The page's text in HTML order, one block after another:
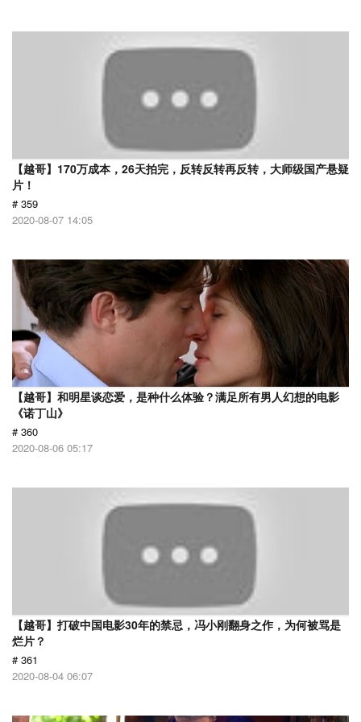
【越哥】170万成本，26天拍完，反转反转再反转，大师级国产悬疑
片！
# 359
2020-08-07 14:05
【越哥】和明星谈恋爱，是种什么体验？满足所有男人幻想的电影
《诺丁山》
# 360
2020-08-06 05:17
【越哥】打破中国电影30年的禁忌，冯小刚翻身之作，为何被骂是
烂片？
# 361
2020-08-04 06:07